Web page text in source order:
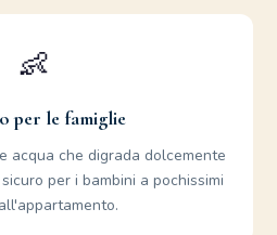
👶
per le famiglie
acqua che digrada dolcemente
per i bambini a pochissimi